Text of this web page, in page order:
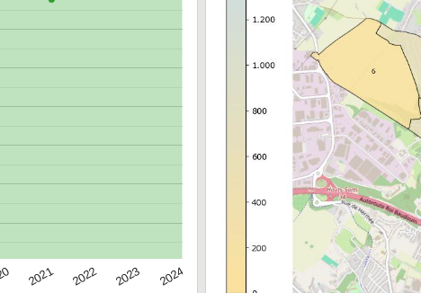
2021 2022 2023 2024